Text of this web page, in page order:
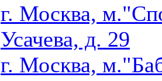
г. Москва,
Усачева, д. 29
г. Москва,